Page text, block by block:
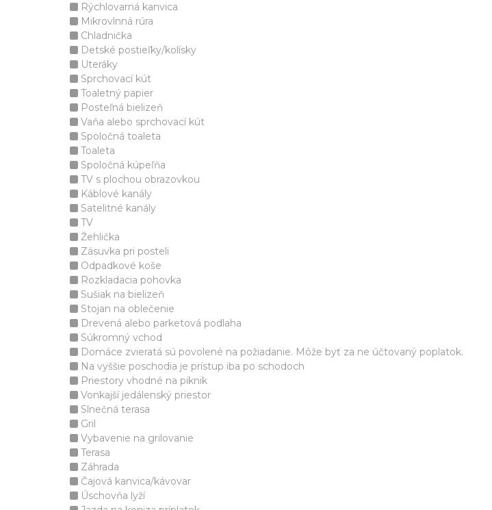
Rýchlovarná kanvica
Mikrovlnná rúra
Chladnička
Detské postieľky/kolísky
Uteráky
Sprchovací kút
Toaletný papier
Posteľná bielizeň
Vaňa alebo sprchovací kút
Spoločná toaleta
Toaleta
Spoločná kúpeľňa
TV s plochou obrazovkou
Káblové kanály
Satelitné kanály
TV
Žehlička
Zásuvka pri posteli
Odpadkové koše
Rozkladacia pohovka
Sušiak na bielizeň
Stojan na oblečenie
Drevená alebo parketová podlaha
Súkromný vchod
Domáce zvieratá sú povolené na požiadanie. Môže byť za ne účtovaný poplatok.
Na vyššie poschodia je prístup iba po schodoch
Priestory vhodné na piknik
Vonkajší jedálenský priestor
Slnečná terasa
Gril
Vybavenie na grilovanie
Terasa
Záhrada
Čajová kanvica/kávovar
Úschovňa lyží